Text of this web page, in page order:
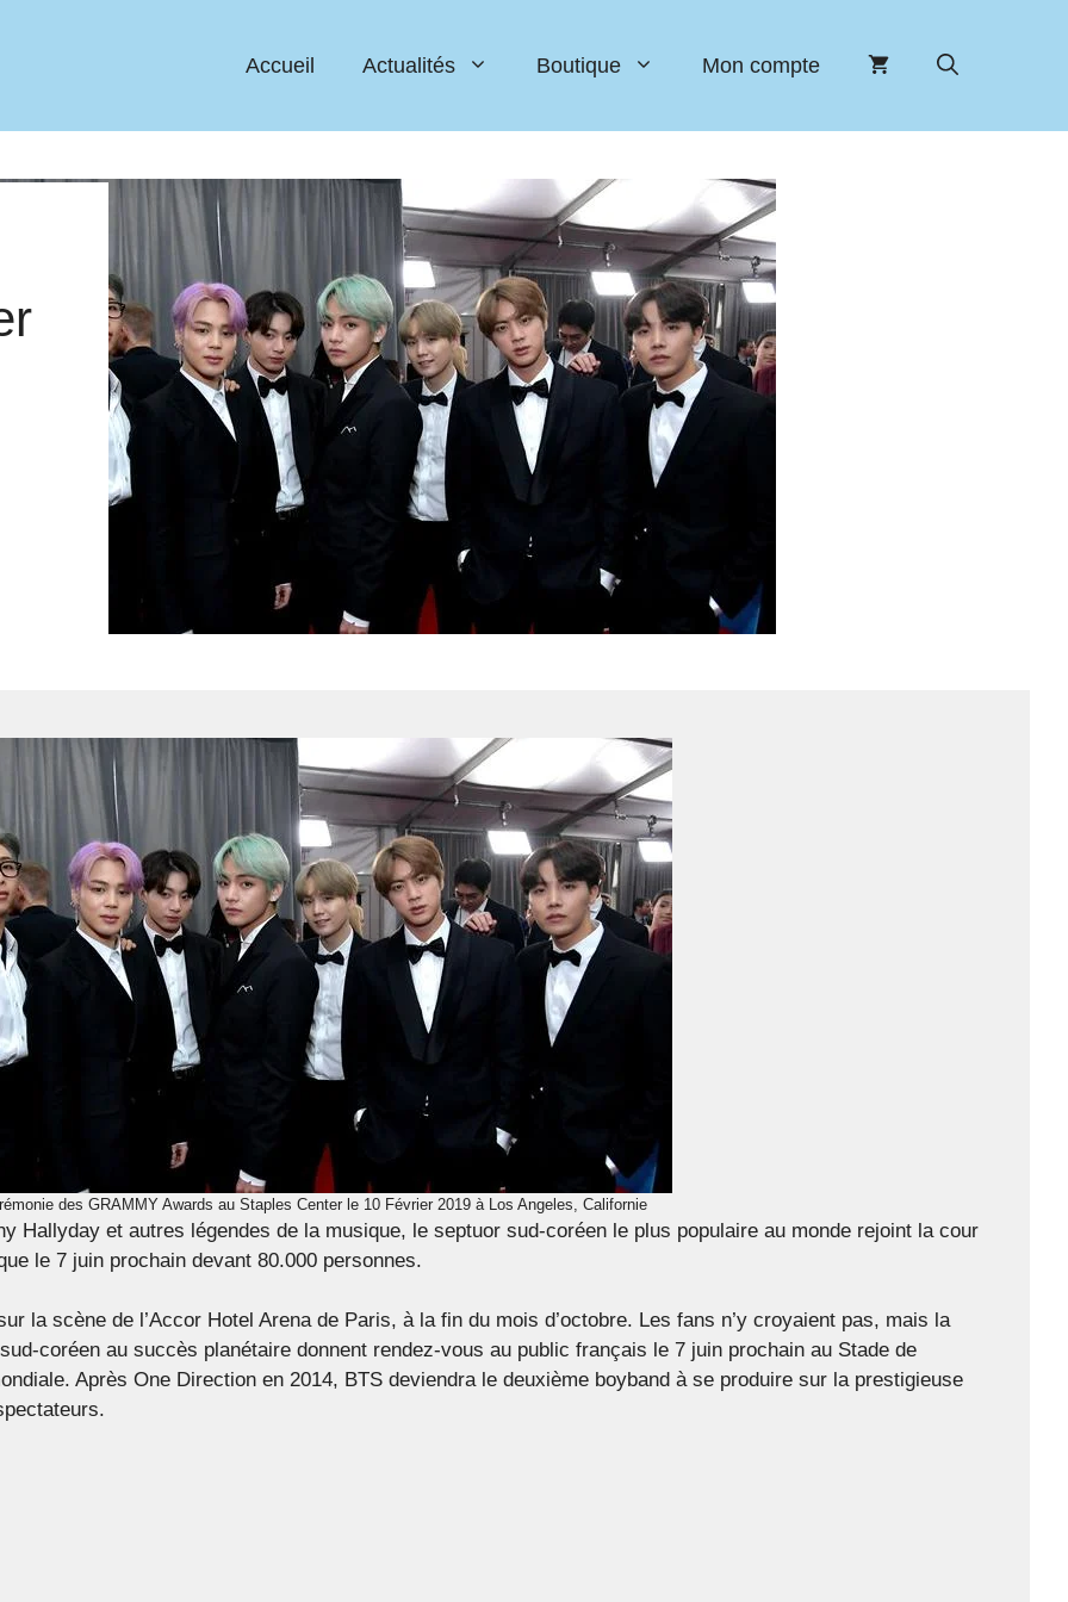
Accueil Actualités Boutique Mon compte
des GRAMMY Awards au Staples Center le 10 Février 2019 à Los Angeles, Californie
Hallyday et autres légendes de la musique, le septuor sud-coréen le plus populaire au monde rejoint la cour
le 7 juin prochain devant 80.000 personnes.
la scène de l’Accor Hotel Arena de Paris, à la fin du mois d’octobre. Les fans n’y croyaient pas, mais la
coréen au succès planétaire donnent rendez-vous au public français le 7 juin prochain au Stade de
Après One Direction en 2014, BTS deviendra le deuxième boyband à se produire sur la prestigieuse